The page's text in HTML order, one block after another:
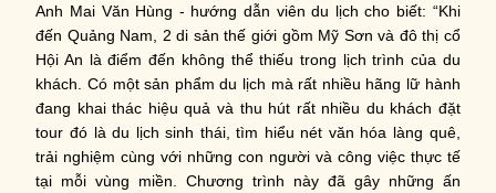
Anh Mai Văn Hùng - hướng dẫn viên du lịch cho biết: “Khi
đến Quảng Nam, 2 di sản thế giới gồm Mỹ Sơn và đô thị cổ
Hội An là điểm đến không thể thiếu trong lịch trình của du
khách. Có một sản phẩm du lịch mà rất nhiều hãng lữ hành
đang khai thác hiệu quả và thu hút rất nhiều du khách đặt
tour đó là du lịch sinh thái, tìm hiểu nét văn hóa làng quê,
trải nghiệm cùng với những con người và công việc thực tế
tại mỗi vùng miền. Chương trình này đã gây những ấn